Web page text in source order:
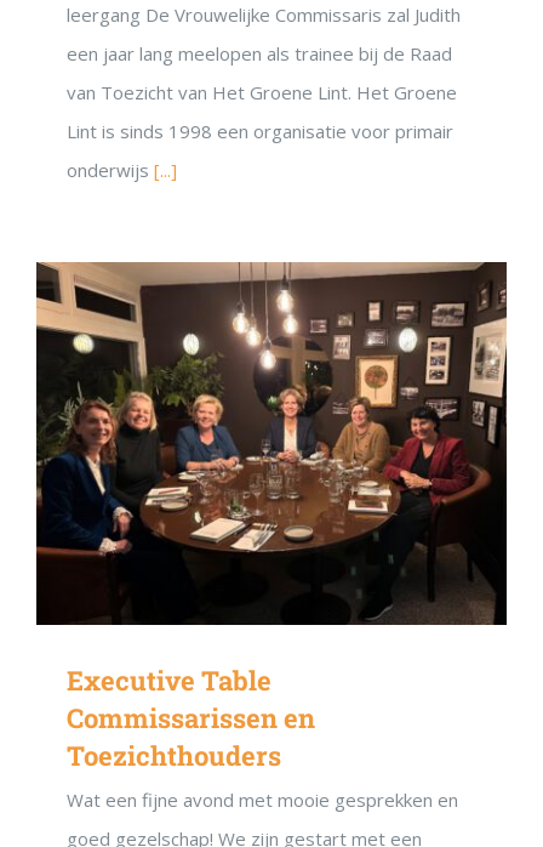
leergang De Vrouwelijke Commissaris zal Judith
een jaar lang meelopen als trainee bij de Raad
van Toezicht van Het Groene Lint. Het Groene
Lint is sinds 1998 een organisatie voor primair
onderwijs [...]
Executive Table
Commissarissen en
Toezichthouders
Wat een fijne avond met mooie gesprekken en
goed gezelschap! We zijn gestart met een
DON’T MISS OUT!
Inspiratie uit het Netwerk
Blijf op de hoogte
Ontvang vrijblijvend de maandelijks nieuwsbrief. Met een klik
kunt u het weer stoppen.
Powered by Convert Plus